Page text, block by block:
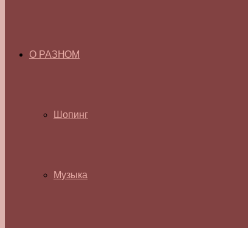
О РАЗНОМ
Шопинг
Музыка